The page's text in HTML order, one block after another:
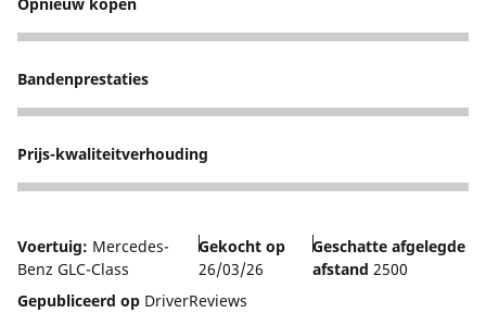
5
Bandenprestaties
5
Prijs-kwaliteitverhouding
5
Voertuig: Mercedes-
Benz GLC-Class
Gekocht op
26/03/26
Geschatte afgelegde
afstand 2500
Gepubliceerd op DriverReviews